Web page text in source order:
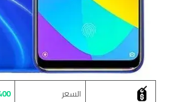
السعر
4400